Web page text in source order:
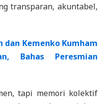
transparan, akuntabel,
dan Kemenko Kumham
Bahas Peresmian
tapi memori kolektif